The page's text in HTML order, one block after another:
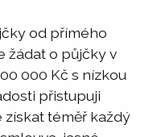
od přímého
žádat o půjčky v
000 Kč s nízkou
přistupuji
získat téměř každý